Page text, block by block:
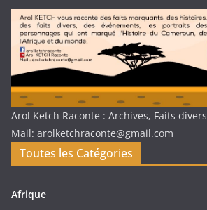
Arol Ketch Raconte : Archives, Faits
Mail: arolketchraconte@gmail.com
Toutes les Catégories
Afrique